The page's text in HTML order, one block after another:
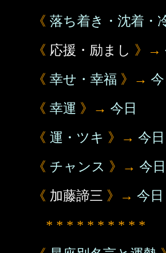
《 落ち着き・沈着・
《 応援・励まし 》→
《 幸せ・幸福 》→ 今
《 幸運 》→ 今日
《 運・ツキ 》→ 今日
《 チャンス 》→ 今日
《 加藤諦三 》→ 今日
* * * * * * * * * *